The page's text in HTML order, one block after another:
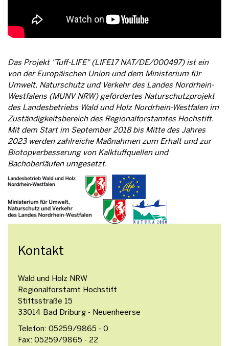
Das Projekt "Tuff-LIFE" (LIFE17 NAT/DE/000497) ist ein
von der Europäischen Union und dem Ministerium für
Umwelt, Naturschutz und Verkehr des Landes Nordrhein-
Westfalens (MUNV NRW) gefördertes Naturschutzprojekt
des Landesbetriebs Wald und Holz Nordrhein-Westfalen im
Zuständigkeitsbereich des Regionalforstamtes Hochstift.
Mit dem Start im September 2018 bis Mitte des Jahres
2023 werden zahlreiche Maßnahmen zum Erhalt und zur
Biotopverbesserung von Kalktuffquellen und
Bachoberläufen umgesetzt.
Kontakt
Wald und Holz NRW
Regionalforstamt Hochstift
Stiftsstraße 15
33014 Bad Driburg - Neuenheerse
Telefon: 05259/9865 - 0
Fax: 05259/9865 - 22